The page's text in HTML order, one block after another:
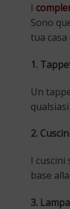
I
Sono
tua casa
1.
Un
2.
I
base
3.